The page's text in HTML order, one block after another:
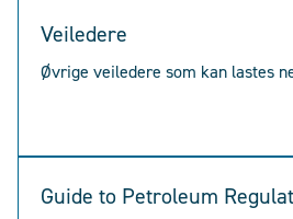
Veiledere
Øvrige veiledere som kan lastes
Guide to Petroleum